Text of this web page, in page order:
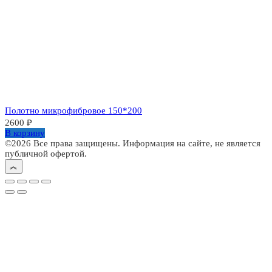
Полотно микрофибровое 150*200
2600 ₽
В корзину
©2026 Все права защищены. Информация на сайте, не является
публичной офертой.